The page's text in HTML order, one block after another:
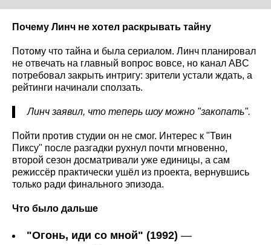
Почему Линч не хотел раскрывать тайну
Потому что тайна и была сериалом. Линч планировал
не отвечать на главный вопрос вовсе, но канал ABC
потребовал закрыть интригу: зрители устали ждать, а
рейтинги начинали сползать.
Линч заявил, что теперь шоу можно "закопать".
Пойти против студии он не смог. Интерес к "Твин
Пиксу" после разгадки рухнул почти мгновенно,
второй сезон досматривали уже единицы, а сам
режиссёр практически ушёл из проекта, вернувшись
только ради финального эпизода.
Что было дальше
"Огонь, иди со мной" (1992) —